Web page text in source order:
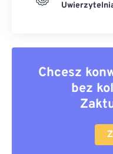
Chcesz
bez